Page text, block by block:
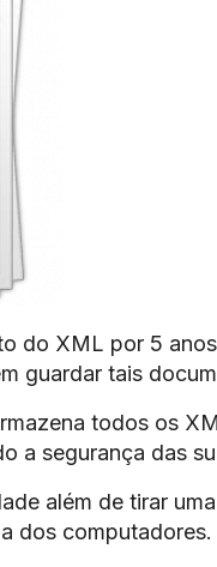
do XML por 5
guardar tais
todos os
a segurança das
além de tirar
dos computadores.